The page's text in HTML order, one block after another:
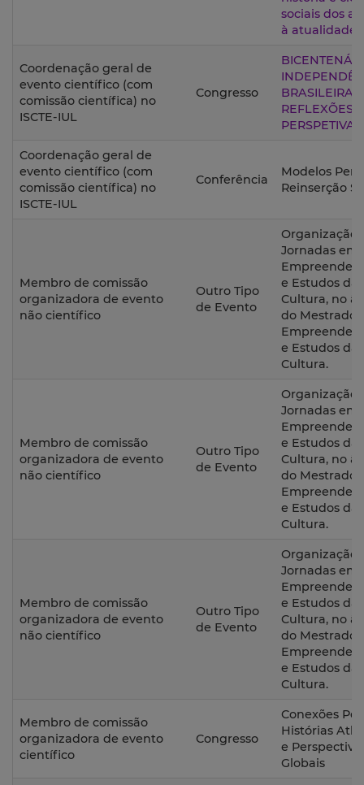
sociais dos
à atualidade
Coordenação geral de
evento científico (com
comissão científica) no
ISCTE-IUL
Congresso
BRASILEIRA:
REFLEXÕES E
PERSPETIVAS
Coordenação geral de
evento científico (com
comissão científica) no
ISCTE-IUL
Conferência
Modelos
Reinserção
Membro de comissão
organizadora de evento
não científico
Outro Tipo
de Evento
Organização
Jornadas em
e Estudos da
Cultura, no
do Mestrado
e Estudos da
Cultura.
Membro de comissão
organizadora de evento
não científico
Outro Tipo
de Evento
Organização
Jornadas em
e Estudos da
Cultura, no
do Mestrado
e Estudos da
Cultura.
Membro de comissão
organizadora de evento
não científico
Outro Tipo
de Evento
Organização
Jornadas em
e Estudos da
Cultura, no
do Mestrado
e Estudos da
Cultura.
Membro de comissão
organizadora de evento
científico
Congresso
Conexões
Histórias
e
Globais